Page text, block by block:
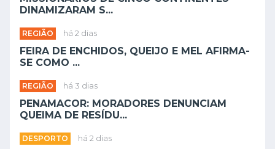
DINAMIZARAM S...
REGIÃO há 2 dias
FEIRA DE ENCHIDOS, QUEIJO E MEL AFIRMA-
SE COMO ...
REGIÃO há 3 dias
PENAMACOR: MORADORES DENUNCIAM
QUEIMA DE RESÍDU...
DESPORTO há 2 dias